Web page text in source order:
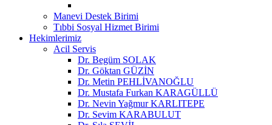
Manevi Destek Birimi
Tıbbi Sosyal Hizmet Birimi
Hekimlerimiz
Acil Servis
Dr. Begüm SOLAK
Dr. Göktan GÜZİN
Dr. Metin PEHLİVANOĞLU
Dr. Mustafa Furkan KARAGÜLLÜ
Dr. Nevin Yağmur KARLITEPE
Dr. Sevim KARABULUT